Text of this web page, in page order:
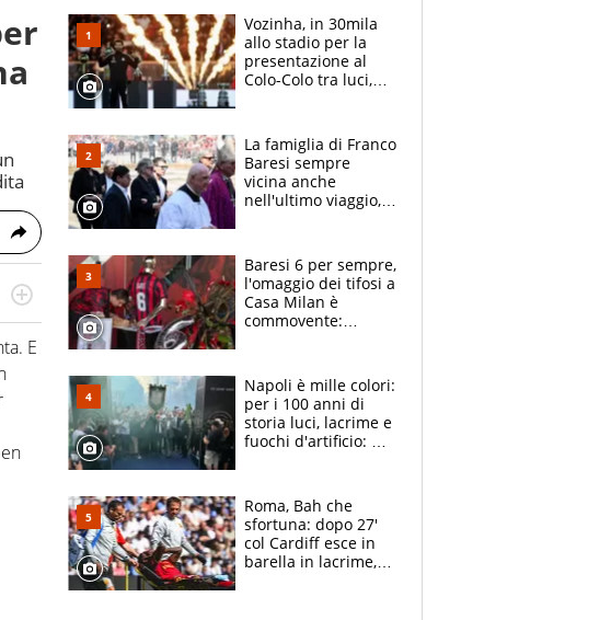
E
Vozinha, in 30mila
allo stadio per la
presentazione al
Colo-Colo tra luci,
La famiglia di Franco
Baresi sempre
vicina anche
nell'ultimo viaggio,
circondati
dall'affetto dei tifosi
Baresi 6 per sempre,
l'omaggio dei tifosi a
Casa Milan è
commovente:
bigliettini
Napoli è mille colori:
per i 100 anni di
storia luci, lacrime e
fuochi d'artificio: De
Roma, Bah che
sfortuna: dopo 27'
col Cardiff esce in
barella in lacrime,